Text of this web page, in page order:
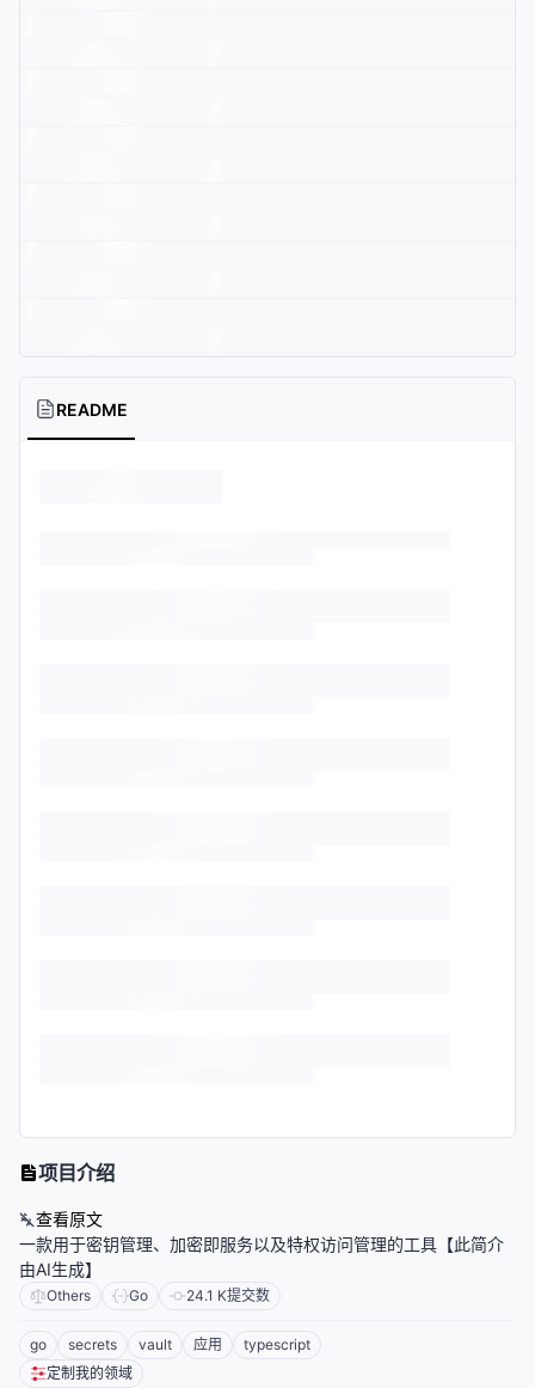
README
项目介绍
查看原文
一款用于密钥管理、加密即服务以及特权访问管理的工具【此简介
由AI生成】
Others Go 24.1 K提交数
go secrets vault 应用
typescript
定制我的领域